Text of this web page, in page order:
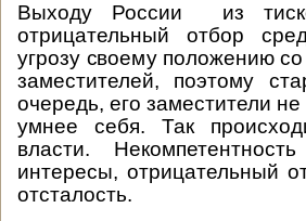
Выходу России из
отрицательный отбор
угрозу своему положению
заместителей, поэтому
очередь, его заместители
умнее себя. Так
власти.
интересы, отрицательный
отсталость.